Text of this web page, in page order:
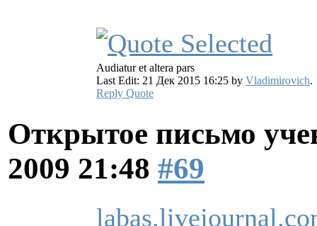
Audiatur et altera pars
Last Edit: 21 Дек 2015 16:25 by Vladimirovich.
Reply Quote
Открытое письмо
2009 21:48 #69